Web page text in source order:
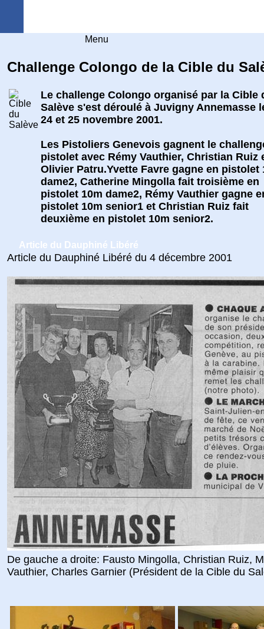
Menu
Challenge Colongo de la Cible du
Le challenge Colongo organisé par la Cible
Salève s'est déroulé à Juvigny Annemasse
24 et 25 novembre 2001.
Les Pistoliers Genevois gagnent le
pistolet avec Rémy Vauthier, Christian Ruiz
Olivier Patru.Yvette Favre gagne en pistolet
dame2, Catherine Mingolla fait troisième en
pistolet 10m dame2, Rémy Vauthier gagne
pistolet 10m senior1 et Christian Ruiz fait
deuxième en pistolet 10m senior2.
Article du Dauphiné Libéré
Article du Dauphiné Libéré du 4 décembre 2001
De gauche a droite: Fausto Mingolla, Christian Ruiz,
Vauthier, Charles Garnier (Président de la Cible du